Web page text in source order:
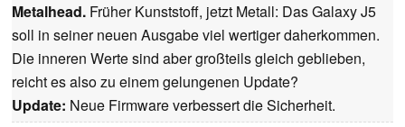
Metalhead. Früher Kunststoff, jetzt Metall: Das Galaxy J5
soll in seiner neuen Ausgabe viel wertiger daherkommen.
Die inneren Werte sind aber großteils gleich geblieben,
reicht es also zu einem gelungenen Update?
Update: Neue Firmware verbessert die Sicherheit.